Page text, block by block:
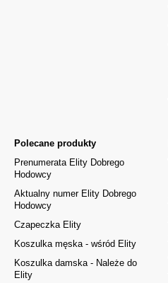
Polecane produkty
Prenumerata Elity Dobrego
Hodowcy
Aktualny numer Elity Dobrego
Hodowcy
Czapeczka Elity
Koszulka męska - wśród Elity
Koszulka damska - Należe do
Elity